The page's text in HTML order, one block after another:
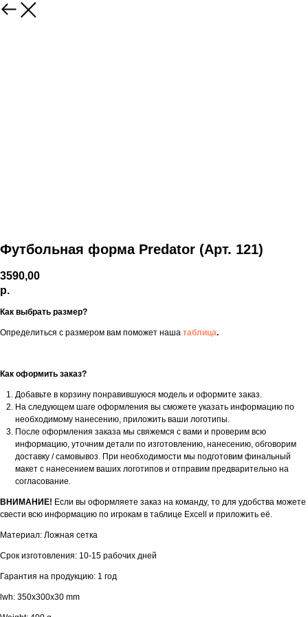
Футбольная форма Predator (Арт. 121)
3590,00
р.
Как выбрать размер?
Определиться с размером вам поможет наша таблица.
Как оформить заказ?
Добавьте в корзину понравившуюся модель и оформите заказ.
На следующем шаге оформления вы сможете указать информацию по
необходимому нанесению, приложить ваши логотипы.
После оформления заказа мы свяжемся с вами и проверим всю
информацию, уточним детали по изготовлению, нанесению, обговорим
доставку / самовывоз. При необходимости мы подготовим финальный
макет с нанесением ваших логотипов и отправим предварительно на
согласование.
ВНИМАНИЕ! Если вы оформляете заказ на команду, то для удобства можете
свести всю информацию по игрокам в таблице Excell и приложить её.
Материал: Ложная сетка
Срок изготовления: 10-15 рабочих дней
Гарантия на продукцию: 1 год
lwh: 350x300x30 mm